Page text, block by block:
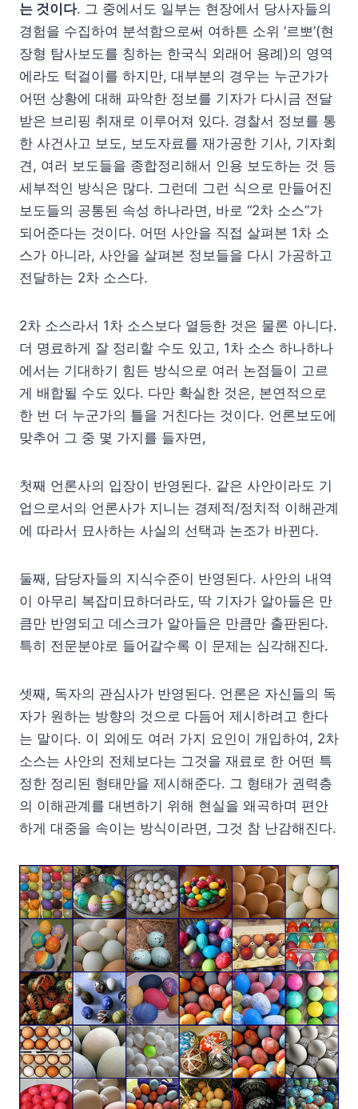
는 것이다. 그 중에서도 일부는 현장에서 당사자들의
경험을 수집하여 분석함으로써 여하튼 소위 ‘르뽀’(현
장형 탐사보도를 칭하는 한국식 외래어 용례)의 영역
에라도 턱걸이를 하지만, 대부분의 경우는 누군가가
어떤 상황에 대해 파악한 정보를 기자가 다시금 전달
받은 브리핑 취재로 이루어져 있다. 경찰서 정보를 통
한 사건사고 보도, 보도자료를 재가공한 기사, 기자회
견, 여러 보도들을 종합정리해서 인용 보도하는 것 등
세부적인 방식은 많다. 그런데 그런 식으로 만들어진
보도들의 공통된 속성 하나라면, 바로 “2차 소스”가
되어준다는 것이다. 어떤 사안을 직접 살펴본 1차 소
스가 아니라, 사안을 살펴본 정보들을 다시 가공하고
전달하는 2차 소스다.
2차 소스라서 1차 소스보다 열등한 것은 물론 아니다.
더 명료하게 잘 정리할 수도 있고, 1차 소스 하나하나
에서는 기대하기 힘든 방식으로 여러 논점들이 고르
게 배합될 수도 있다. 다만 확실한 것은, 본연적으로
한 번 더 누군가의 틀을 거친다는 것이다. 언론보도에
맞추어 그 중 몇 가지를 들자면,
첫째 언론사의 입장이 반영된다. 같은 사안이라도 기
업으로서의 언론사가 지니는 경제적/정치적 이해관계
에 따라서 묘사하는 사실의 선택과 논조가 바뀐다.
둘째, 담당자들의 지식수준이 반영된다. 사안의 내역
이 아무리 복잡미묘하더라도, 딱 기자가 알아들은 만
큼만 반영되고 데스크가 알아들은 만큼만 출판된다.
특히 전문분야로 들어갈수록 이 문제는 심각해진다.
셋째, 독자의 관심사가 반영된다. 언론은 자신들의 독
자가 원하는 방향의 것으로 다듬어 제시하려고 한다
는 말이다. 이 외에도 여러 가지 요인이 개입하여, 2차
소스는 사안의 전체보다는 그것을 재료로 한 어떤 특
정한 정리된 형태만을 제시해준다. 그 형태가 권력층
의 이해관계를 대변하기 위해 현실을 왜곡하며 편안
하게 대중을 속이는 방식이라면, 그것 참 난감해진다.